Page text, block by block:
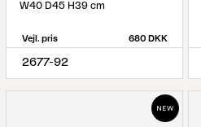
W40 D45 H39 cm
Vejl. pris 680 DKK
2677-92